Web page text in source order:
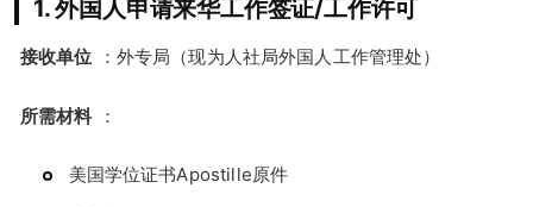
1. 外国人申请来华工作签证/工作许可
接收单位 ：外专局（现为人社局外国人工作管理处）
所需材料 ：
美国学位证书Apostille原件